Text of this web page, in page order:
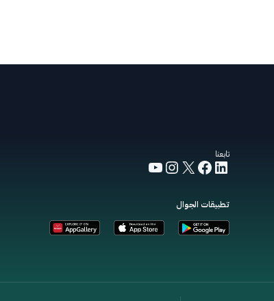
تابعنا
LinkedIn
Facebook
X
Instagram
YouTube
تطبيقات الجوال